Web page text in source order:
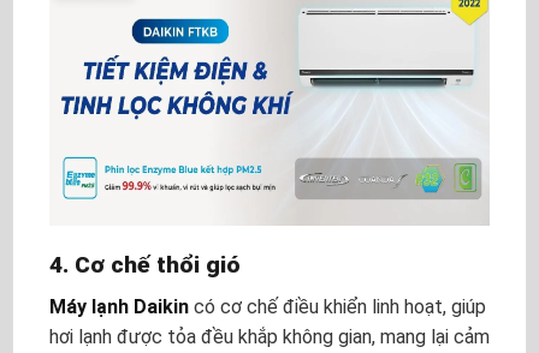
4. Cơ chế thổi gió
Máy lạnh Daikin có cơ chế điều khiển linh hoạt, giúp
hơi lạnh được tỏa đều khắp không gian, mang lại cảm